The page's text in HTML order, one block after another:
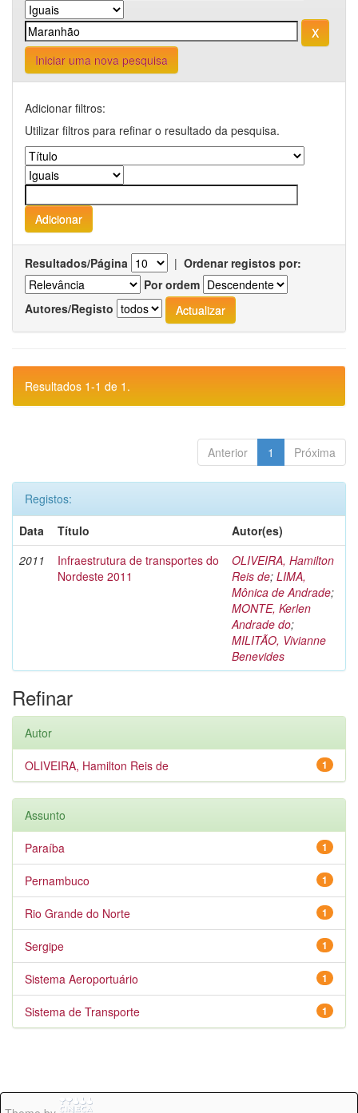
Iniciar uma nova pesquisa
Adicionar filtros:
Utilizar filtros para refinar o resultado da pesquisa.
Resultados/Página | Ordenar registos por:
Por ordem
Autores/Registo
Resultados 1-1 de 1.
Anterior 1 Próxima
Registos:
Data
Título
Autor(es)
2011
Infraestrutura de transportes do
Nordeste 2011
OLIVEIRA, Hamilton
Reis de; LIMA,
Mônica de Andrade;
MONTE, Kerlen
Andrade do;
MILITÃO, Vivianne
Benevides
Refinar
Autor
1
OLIVEIRA, Hamilton Reis de
Assunto
1
Paraíba
1
Pernambuco
1
Rio Grande do Norte
1
Sergipe
1
Sistema Aeroportuário
1
Sistema de Transporte